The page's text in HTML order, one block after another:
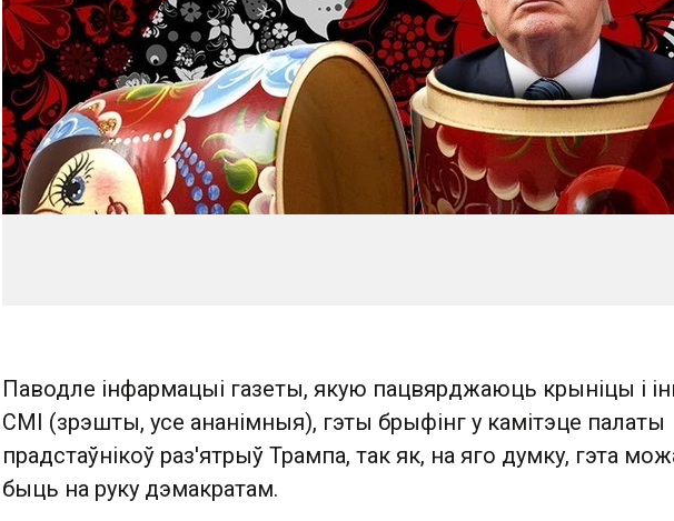
Паводле інфармацыі газеты, якую пацвярджаюць крыніцы і
СМІ (зрэшты, усе ананімныя), гэты брыфінг у камітэце палаты
прадстаўнікоў раз'ятрыў Трампа, так як, на яго думку, гэта
быць на руку дэмакратам.